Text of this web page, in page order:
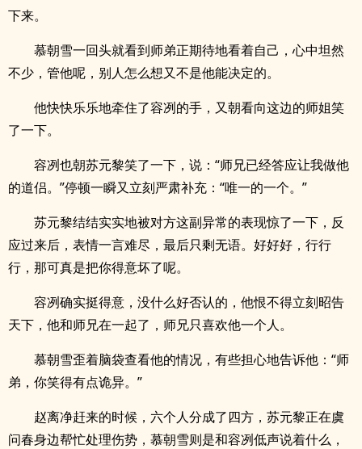
下来。
慕朝雪一回头就看到师弟正期待地看着自己，心中坦然
不少，管他呢，别人怎么想又不是他能决定的。
他快快乐乐地牵住了容冽的手，又朝看向这边的师姐笑
了一下。
容冽也朝苏元黎笑了一下，说：“师兄已经答应让我做他
的道侣。”停顿一瞬又立刻严肃补充：“唯一的一个。”
苏元黎结结实实地被对方这副异常的表现惊了一下，反
应过来后，表情一言难尽，最后只剩无语。好好好，行行
行，那可真是把你得意坏了呢。
容冽确实挺得意，没什么好否认的，他恨不得立刻昭告
天下，他和师兄在一起了，师兄只喜欢他一个人。
慕朝雪歪着脑袋查看他的情况，有些担心地告诉他：“师
弟，你笑得有点诡异。”
赵离净赶来的时候，六个人分成了四方，苏元黎正在虞
问春身边帮忙处理伤势，慕朝雪则是和容冽低声说着什么，